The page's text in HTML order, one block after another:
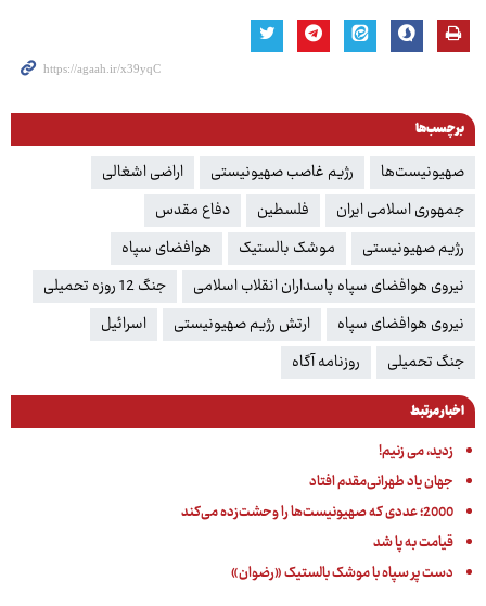
برچسب‌ها
صهیونیست‌ها رژیم غاصب صهیونیستی
اراضی اشغالی
جمهوری اسلامی ایران
فلسطین
دفاع مقدس
رژیم صهیونیستی
موشک بالستیک
هوافضای سپاه
نیروی هوافضای سپاه پاسداران انقلاب اسلامی
جنگ 12 روزه تحمیلی
نیروی هوافضای سپاه
ارتش رژیم صهیونیستی
اسرائیل
جنگ تحمیلی
روزنامه آگاه
اخبار مرتبط
زدید، می زنیم!
جهان یاد طهرانی‌مقدم افتاد
2000؛ عددی که صهیونیست‌ها را وحشت‌زده می‌کند
قیامت به پا شد
دست پر سپاه با موشک بالستیک «رضوان»